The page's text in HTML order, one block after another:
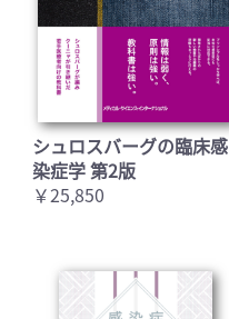
シュロスバーグの臨床感
染症学 第2版
￥25,850